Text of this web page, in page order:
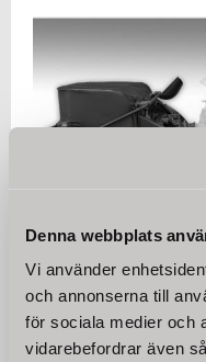
Denna webbplats
Vi använder
och annonserna till
för sociala medier och
vidarebefordrar även
Roterande
100cm för Jansen®
Roterande gräsklippare
100 cm klippbredd för
MGT-600 motordriven